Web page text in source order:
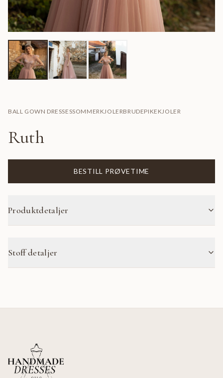
BALL GOWN DRESSESSOMMERKJOLERBRUDEPIKEKJOLER
Ruth
BESTILL PRØVETIME
Produktdetaljer
Stoff detaljer